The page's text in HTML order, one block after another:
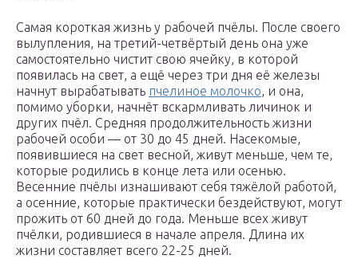
Самая короткая жизнь у рабочей пчёлы. После своего
вылупления, на третий-четвёртый день она уже
самостоятельно чистит свою ячейку, в которой
появилась на свет, а ещё через три дня её железы
начнут вырабатывать пчелиное молочко, и она,
помимо уборки, начнёт вскармливать личинок и
других пчёл. Средняя продолжительность жизни
рабочей особи — от 30 до 45 дней. Насекомые,
появившиеся на свет весной, живут меньше, чем те,
которые родились в конце лета или осенью.
Весенние пчёлы изнашивают себя тяжёлой работой,
а осенние, которые практически бездействуют, могут
прожить от 60 дней до года. Меньше всех живут
пчёлки, родившиеся в начале апреля. Длина их
жизни составляет всего 22-25 дней.